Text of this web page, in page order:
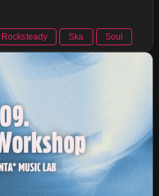
Rocksteady Ska Soul